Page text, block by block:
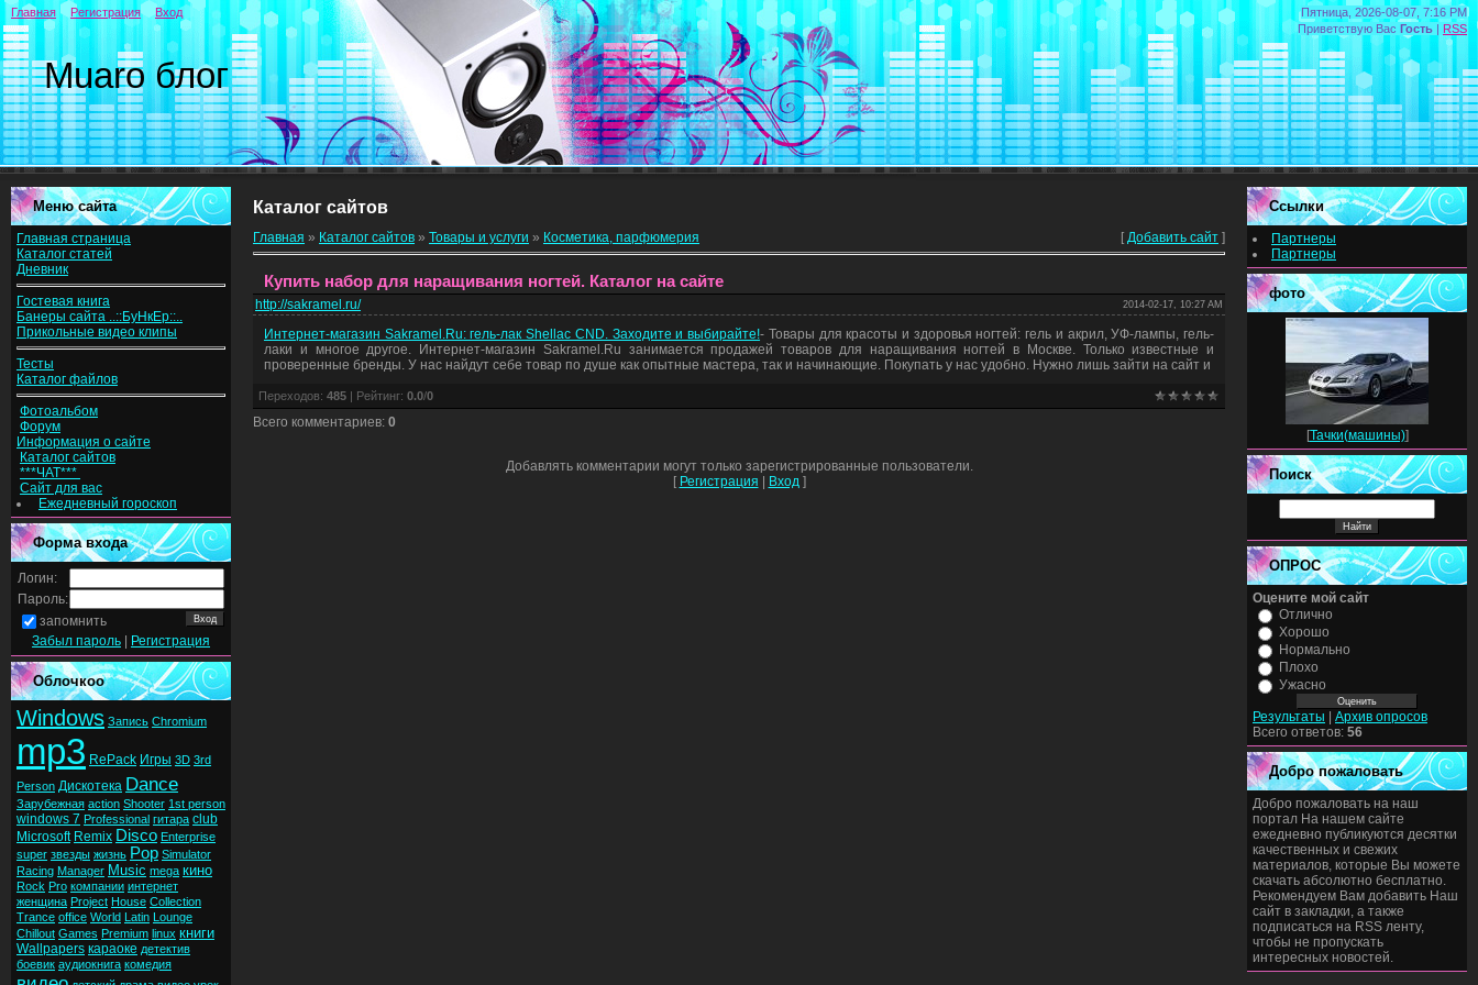
Пятница, 2026-08-07, 7:16 PM
Приветствую Вас Гость | RSS
Muaro блог
Главная Регистрация Вход
Меню сайта
Главная страница
Каталог статей
Дневник
Гостевая книга
Банеры сайта ..::БуНкЕр::..
Прикольные видео клипы
Тесты
Каталог файлов
Фотоальбом
Форум
Информация о сайте
Каталог сайтов
***ЧАТ***
Сайт для вас
Ежедневный гороскоп
Форма входа
Логин:
Пароль:
запомнить
Забыл пароль
Регистрация
Облочкоо
Windows Запись Chromium
mp3 RePack Игры 3D 3rd
Person Дискотека Dance
Зарубежная action Shooter 1st person
windows 7 Professional гитара club
Microsoft Remix Disco Enterprise
super звезды жизнь Pop Simulator
Racing Manager Music mega кино
Rock Pro компании интернет
женщина Project House Collection
Trance office World Latin Lounge
Chillout Games Premium linux книги
Wallpapers караоке детектив
боевик аудиокнига комедия
Каталог сайтов
Главная » Каталог сайтов » Товары и услуги » Косметика, парфюмерия [ Добавить сайт ]
Купить набор для наращивания ногтей. Каталог на сайте
http://sakramel.ru/ 2014-02-17, 10:27 AM
Интернет-магазин Sakramel.Ru: гель-лак Shellac CND. Заходите и выбирайте!- Товары для красоты и здоровья ногтей: гель и акрил, УФ-лампы, гель-
лаки и многое другое. Интернет-магазин Sakramel.Ru занимается продажей товаров для наращивания ногтей в Москве. Только известные и
проверенные бренды. У нас найдут себе товар по душе как опытные мастера, так и начинающие. Покупать у нас удобно. Нужно лишь зайти на сайт и
Переходов: 485 | Рейтинг: 0.0/0
Всего комментариев: 0
Добавлять комментарии могут только зарегистрированные пользователи.
[ Регистрация | Вход ]
Ссылки
Партнеры
Партнеры
фото
[Тачки(машины)]
Поиск
ОПРОС
Оцените мой сайт
Отлично
Хорошо
Нормально
Плохо
Ужасно
Результаты
Архив опросов
Всего ответов: 56
Добро пожаловать
Добро пожаловать на наш
портал На нашем сайте
ежедневно публикуются десятки
качественных и свежих
материалов, которые Вы можете
скачать абсолютно бесплатно.
Рекомендуем Вам добавить Наш
сайт в закладки, а также
подписаться на RSS ленту,
чтобы не пропускать
интересных новостей.